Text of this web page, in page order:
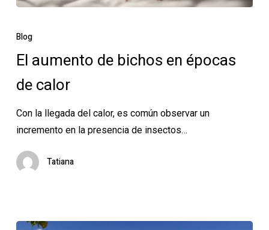
aumento
bichos
en
de
calor
Blog
El aumento de bichos en épocas
de calor
Con la llegada del calor, es común observar un
incremento en la presencia de insectos…
Tatiana